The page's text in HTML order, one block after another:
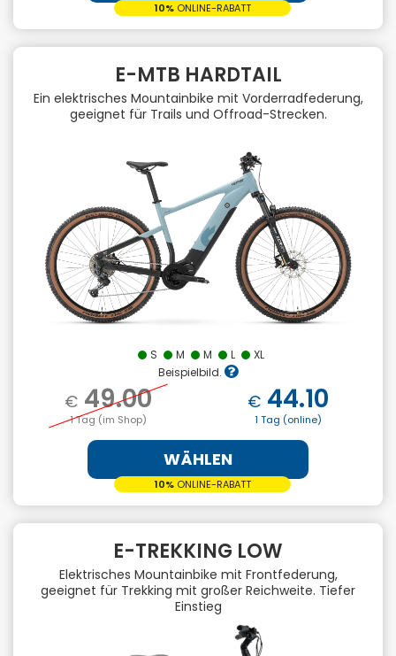
10%ONLINE-RABATT
E-MTB HARDTAIL
Ein elektrisches Mountainbike mit Vorderradfederung,
geeignet für Trails und Offroad-Strecken.
S M M L
XL
Beispielbild.
€ 49.00
1 Tag (im Shop)
€ 44.10
1 Tag (online)
WÄHLEN
10%ONLINE-RABATT
E-TREKKING LOW
Elektrisches Mountainbike mit Frontfederung,
geeignet für Trekking mit großer Reichweite. Tiefer
Einstieg